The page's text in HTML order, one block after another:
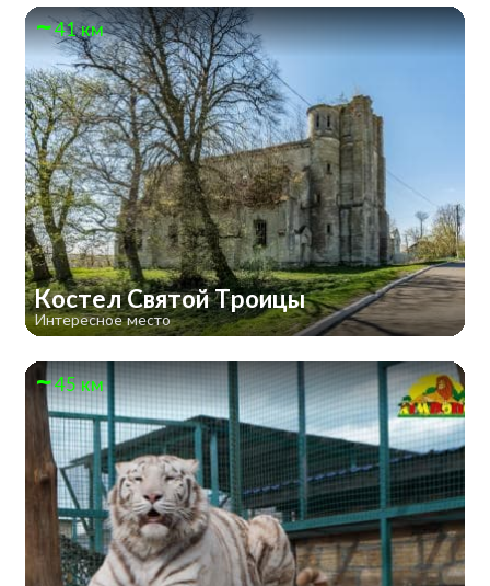
41 км
Костел Святой Троицы
Интересное место
45 км